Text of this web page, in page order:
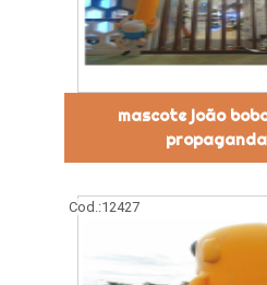
mascote joão
propaganda
Cod.:12427